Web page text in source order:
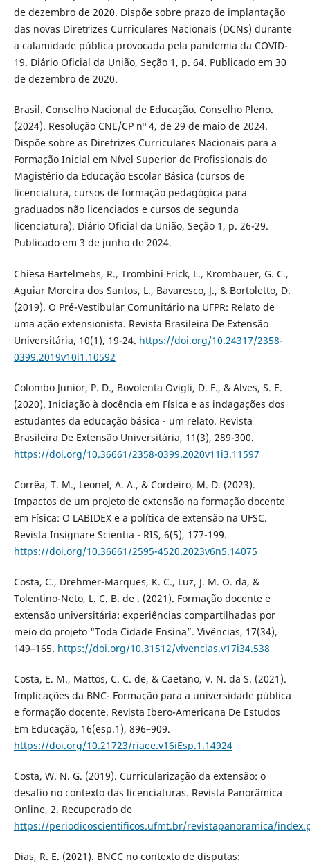
de dezembro de 2020. Dispõe sobre prazo de implantação
das novas Diretrizes Curriculares Nacionais (DCNs) durante
a calamidade pública provocada pela pandemia da COVID-
19. Diário Oficial da União, Seção 1, p. 64. Publicado em 30
de dezembro de 2020.
Brasil. Conselho Nacional de Educação. Conselho Pleno.
(2024). Resolução CNE/CP nº 4, de 29 de maio de 2024.
Dispõe sobre as Diretrizes Curriculares Nacionais para a
Formação Inicial em Nível Superior de Profissionais do
Magistério da Educação Escolar Básica (cursos de
licenciatura, cursos de formação pedagógica para
graduados não licenciados e cursos de segunda
licenciatura). Diário Oficial da União, Seção 1, p. 26-29.
Publicado em 3 de junho de 2024.
Chiesa Bartelmebs, R., Trombini Frick, L., Krombauer, G. C.,
Aguiar Moreira dos Santos, L., Bavaresco, J., & Bortoletto, D.
(2019). O Pré-Vestibular Comunitário na UFPR: Relato de
uma ação extensionista. Revista Brasileira De Extensão
Universitária, 10(1), 19-24. https://doi.org/10.24317/2358-
0399.2019v10i1.10592
Colombo Junior, P. D., Bovolenta Ovigli, D. F., & Alves, S. E.
(2020). Iniciação à docência em Física e as indagações dos
estudantes da educação básica - um relato. Revista
Brasileira De Extensão Universitária, 11(3), 289-300.
https://doi.org/10.36661/2358-0399.2020v11i3.11597
Corrêa, T. M., Leonel, A. A., & Cordeiro, M. D. (2023).
Impactos de um projeto de extensão na formação docente
em Física: O LABIDEX e a política de extensão na UFSC.
Revista Insignare Scientia - RIS, 6(5), 177-199.
https://doi.org/10.36661/2595-4520.2023v6n5.14075
Costa, C., Drehmer-Marques, K. C., Luz, J. M. O. da, &
Tolentino-Neto, L. C. B. de . (2021). Formação docente e
extensão universitária: experiências compartilhadas por
meio do projeto “Toda Cidade Ensina”. Vivências, 17(34),
149–165. https://doi.org/10.31512/vivencias.v17i34.538
Costa, E. M., Mattos, C. C. de, & Caetano, V. N. da S. (2021).
Implicações da BNC- Formação para a universidade pública
e formação docente. Revista Ibero-Americana De Estudos
Em Educação, 16(esp.1), 896–909.
https://doi.org/10.21723/riaee.v16iEsp.1.14924
Costa, W. N. G. (2019). Curricularização da extensão: o
desafio no contexto das licenciaturas. Revista Panorâmica
Online, 2. Recuperado de
https://periodicoscientificos.ufmt.br/revistapanoramica/
Dias, R. E. (2021). BNCC no contexto de disputas: